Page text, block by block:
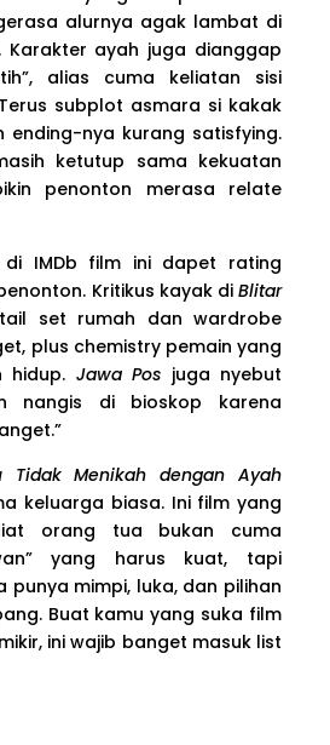
alurnya agak lambat di
Karakter ayah juga dianggap
alias cuma keliatan sisi
subplot asmara si kakak
nya kurang satisfying.
ketutup sama kekuatan
penonton merasa relate
di IMDb film ini dapet rating
Kritikus kayak di Blitar
set rumah dan wardrobe
plus chemistry pemain yang
hidup. Jawa Pos juga nyebut
nangis di bioskop karena
Tidak Menikah dengan Ayah
keluarga biasa. Ini film yang
orang tua bukan cuma
yang harus kuat, tapi
punya mimpi, luka, dan pilihan
Buat kamu yang suka film
ini wajib banget masuk list